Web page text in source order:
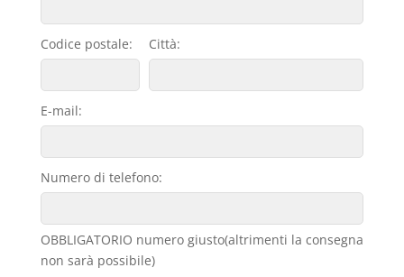
Codice postale: Città:
E-mail:
Numero di telefono:
OBBLIGATORIO numero giusto(altrimenti la consegna
non sarà possibile)